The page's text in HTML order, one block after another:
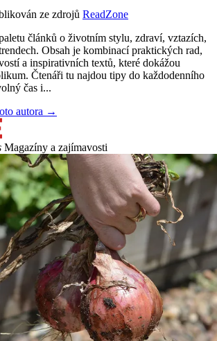
ze zdrojů ReadZone
článků o životním stylu, zdraví, vztazích,
Obsah je kombinací praktických rad,
a inspirativních textů, které dokážou
Čtenáři tu najdou tipy do každodenního
čas i...
autora →
Magazíny a zajímavosti